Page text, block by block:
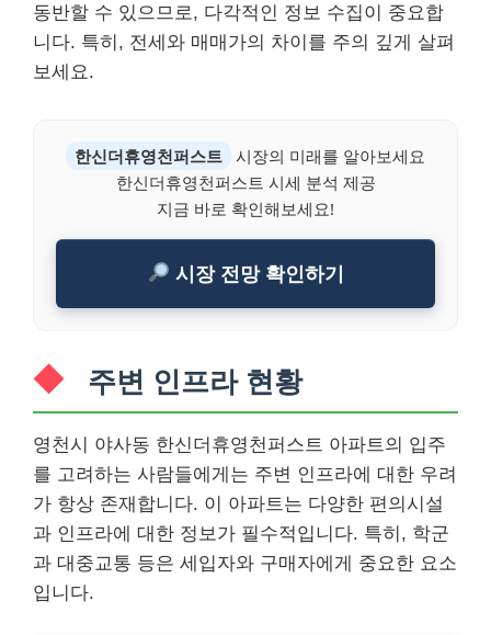
동반할 수 있으므로, 다각적인 정보 수집이 중요합
니다. 특히, 전세와 매매가의 차이를 주의 깊게 살펴
보세요.
한신더휴영천퍼스트 시장의 미래를 알아보세요
한신더휴영천퍼스트 시세 분석 제공
지금 바로 확인해보세요!
시장 전망 확인하기
주변 인프라 현황
영천시 야사동 한신더휴영천퍼스트 아파트의 입주
를 고려하는 사람들에게는 주변 인프라에 대한 우려
가 항상 존재합니다. 이 아파트는 다양한 편의시설
과 인프라에 대한 정보가 필수적입니다. 특히, 학군
과 대중교통 등은 세입자와 구매자에게 중요한 요소
입니다.